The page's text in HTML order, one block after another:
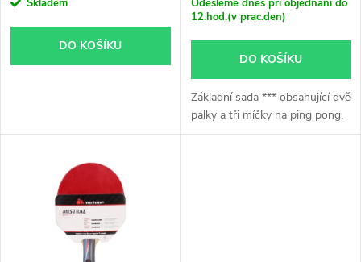
o
d
r
u
Skladem
DO KOŠÍKU
Odešleme dnes při objednání do
12.hod.(v prac.den)
DO KOŠÍKU
Základní sada *** obsahující dvě
pálky a tři míčky na ping pong.